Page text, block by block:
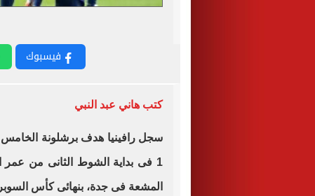
فيسبوك
كتب هاني عبد النبي
سجل رافينيا هدف برشلونة
1 فى بداية الشوط الثانى من عمر
المشعة فى جدة، بنهائى كأس